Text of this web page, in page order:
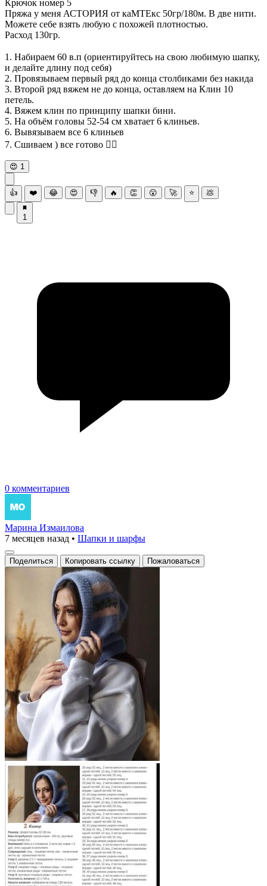
Крючок номер 5
Пряжа у меня АСТОРИЯ от каМТЕкс 50гр/180м. В две нити.
Можете себе взять любую с похожей плотностью.
Расход 130гр.
1. Набираем 60 в.п (ориентируйтесь на свою любимую шапку,
и делайте длину под себя)
2. Провязываем первый ряд до конца столбиками без накида
3. Второй ряд вяжем не до конца, оставляем на Клин 10
петель.
4. Вяжем клин по принципу шапки бини.
5. На объём головы 52-54 см хватает 6 клиньев.
6. Вывязываем все 6 клиньев
7. Сшиваем ) все готово 👌🏻
😍 1
👍 ❤️ 😂 😍 👎 🔥 👏 😮 🚀 ⭐ 💩
1
0 комментариев
Марина Измаилова
7 месяцев назад • Шапки и шарфы
Поделиться Копировать ссылку Пожаловаться